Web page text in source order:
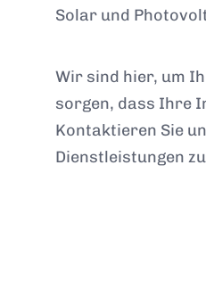
Solar und
Wir sind hier, um
sorgen, dass Ihre
Kontaktieren Sie
Dienstleistungen